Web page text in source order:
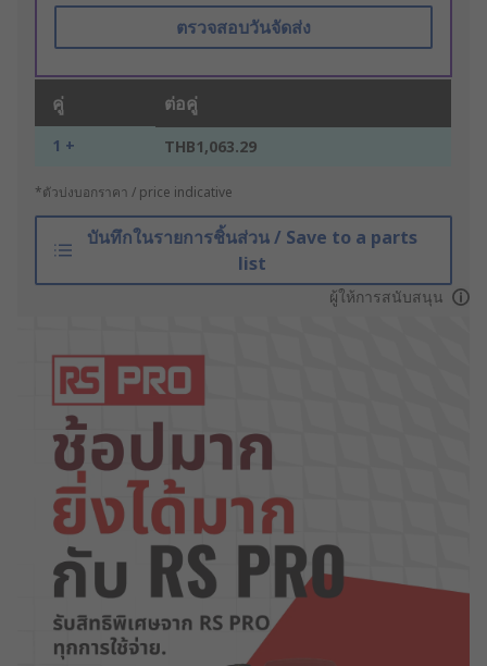
ตรวจสอบวันจัดส่ง
คู่ ต่อคู่
1 + THB1,063.29
*ตัวบ่งบอกราคา / price indicative
บันทึกในรายการชิ้นส่วน / Save to a parts
list
ผู้ให้การสนับสนุน